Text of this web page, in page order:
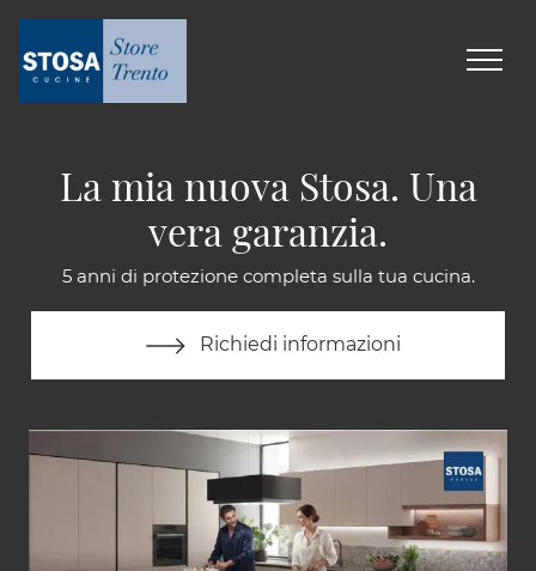
La mia nuova Stosa. Una
vera garanzia.
5 anni di protezione completa sulla tua cucina.
Richiedi informazioni